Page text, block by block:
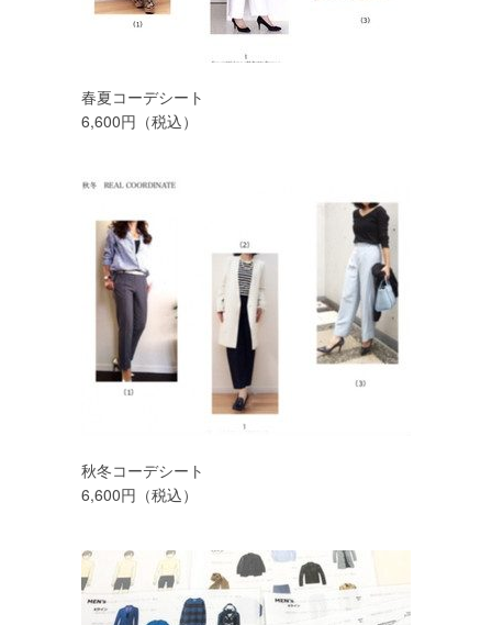
春夏コーデシート
6,600円（税込）
秋冬コーデシート
6,600円（税込）